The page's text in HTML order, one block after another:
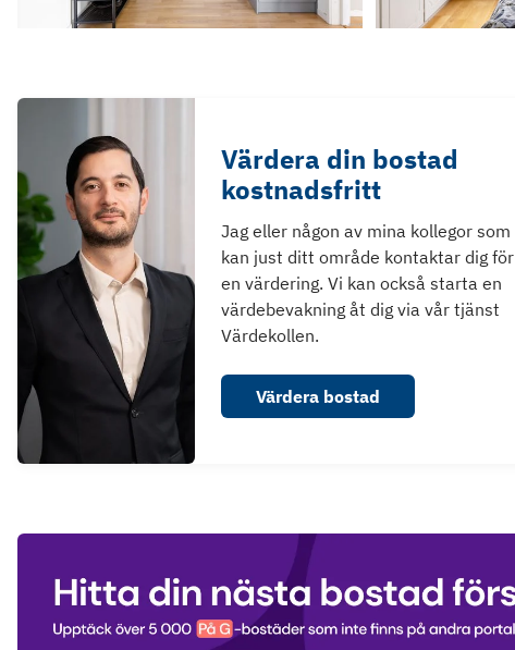
Värdera din bostad
kostnadsfritt
Jag eller någon av mina kollegor som
kan just ditt område kontaktar dig för
en värdering. Vi kan också starta en
värdebevakning åt dig via vår tjänst
Värdekollen.
Värdera bostad